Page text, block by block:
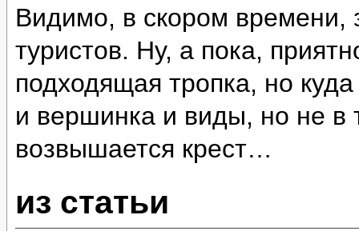
Видимо, в скором времени,
туристов. Ну, а пока,
подходящая тропка, но
и вершинка и виды, но не в
возвышается крест…
из статьи